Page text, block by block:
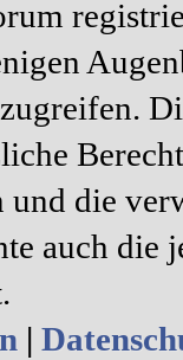
die
auch
|